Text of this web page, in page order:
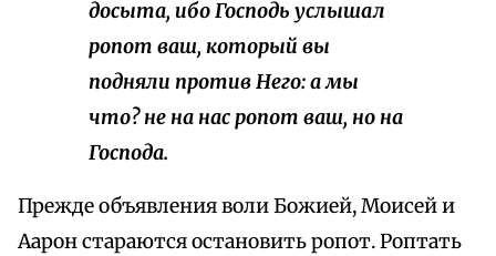
досыта, ибо Господь услышал
ропот ваш, который вы
подняли против Него: а мы
что? не на нас ропот ваш, но на
Господа.
Прежде объявления воли Божией, Моисей и
Аарон стараются остановить ропот. Роптать